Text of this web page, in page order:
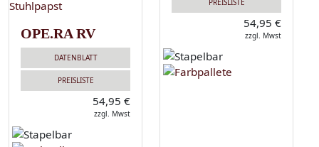
OPE.RA RV
DATENBLATT
PREISLISTE
54,95 €
zzgl. Mwst
PREISLISTE
54,95 €
zzgl. Mwst